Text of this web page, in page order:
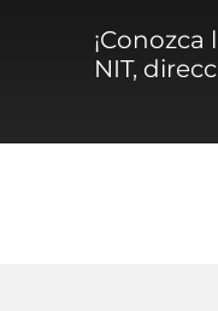
NIT,